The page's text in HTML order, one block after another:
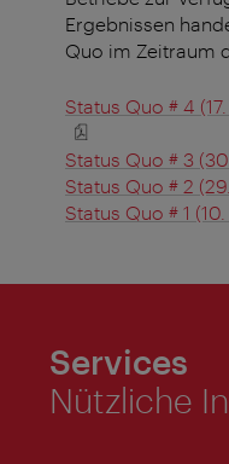
Ergebnissen
Quo im Zeitraum
Status Quo # 4
Status Quo # 3
Status Quo # 2
Status Quo # 1
Services
Nützliche